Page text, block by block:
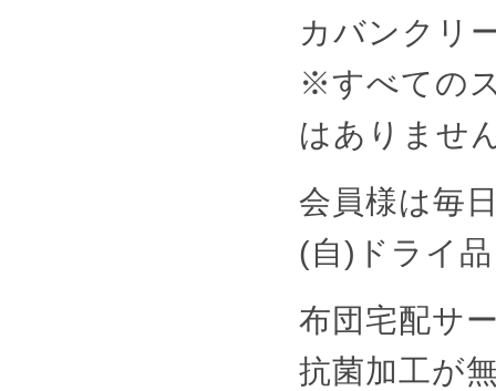
カバンク
※すべての
はありませ
会員様は毎
(自)ドライ
布団宅配サ
抗菌加工が